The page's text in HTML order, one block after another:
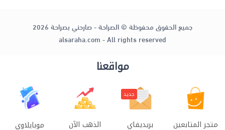
جميع الحقوق محفوظة © الصراحة - صارحني بصراحة 2026
alsaraha.com - All rights reserved